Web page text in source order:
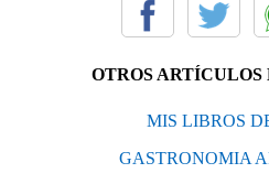
OTROS ARTÍCULOS
MIS LIBROS
GASTRONOMIA